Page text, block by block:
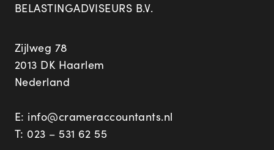
BELASTINGADVISEURS B.V.
Zijlweg 78
2013 DK Haarlem
Nederland
E: info@crameraccountants.nl
T: 023 – 531 62 55